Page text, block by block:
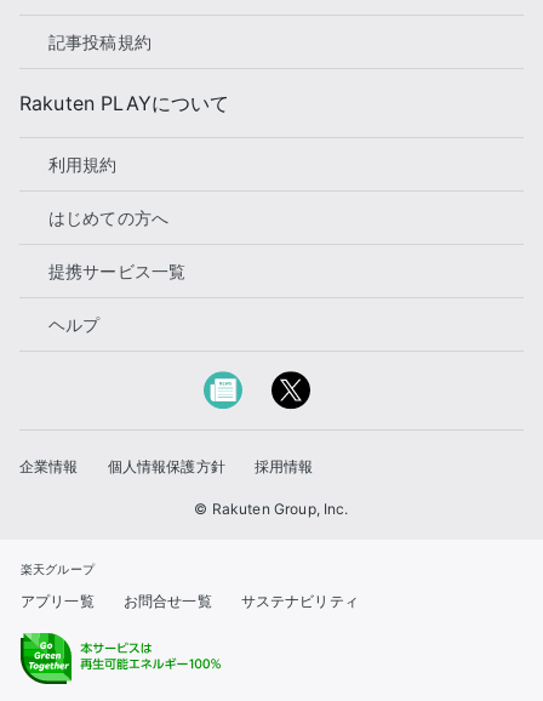
記事投稿規約
Rakuten PLAYについて
利用規約
はじめての方へ
提携サービス一覧
ヘルプ
企業情報 個人情報保護方針 採用情報
© Rakuten Group, Inc.
楽天グループ
アプリ一覧 お問合せ一覧 サステナビリティ